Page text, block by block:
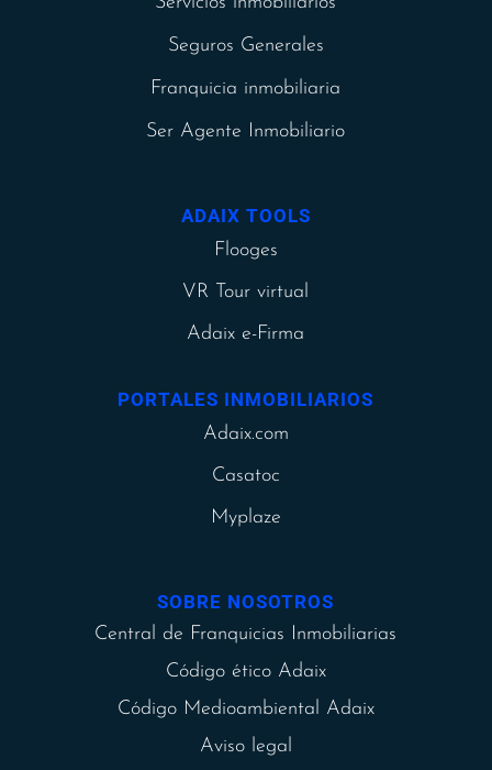
Seguros Generales
Franquicia inmobiliaria
Ser Agente Inmobiliario
ADAIX TOOLS
Flooges
VR Tour virtual
Adaix e-Firma
PORTALES INMOBILIARIOS
Adaix.com
Casatoc
Myplaze
SOBRE NOSOTROS
Central de Franquicias Inmobiliarias
Código ético Adaix
Código Medioambiental Adaix
Aviso legal